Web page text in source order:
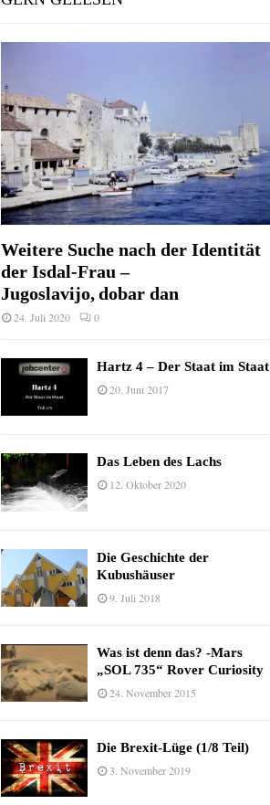
Weitere Suche nach der Identität
der Isdal-Frau –
Jugoslavijo, dobar dan
24. Juli 2020 0
Hartz 4 – Der Staat im Staat
20. Juni 2017
Das Leben des Lachs
12. Oktober 2020
Die Geschichte der
Kubushäuser
9. Juli 2018
Was ist denn das? -Mars
„SOL 735“ Rover Curiosity
24. November 2015
Die Brexit-Lüge (1/8 Teil)
3. November 2019